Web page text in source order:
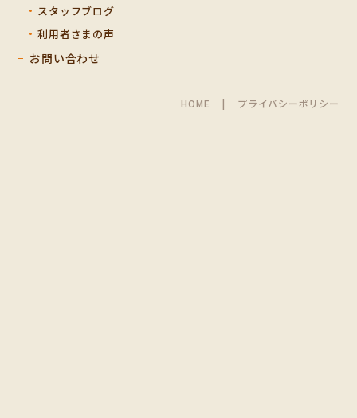
スタッフブログ
利用者さまの声
お問い合わせ
HOME プライバシーポリシー